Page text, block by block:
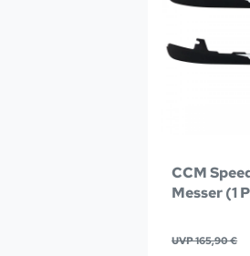
CCM
Messer (1
UVP 165,90 €